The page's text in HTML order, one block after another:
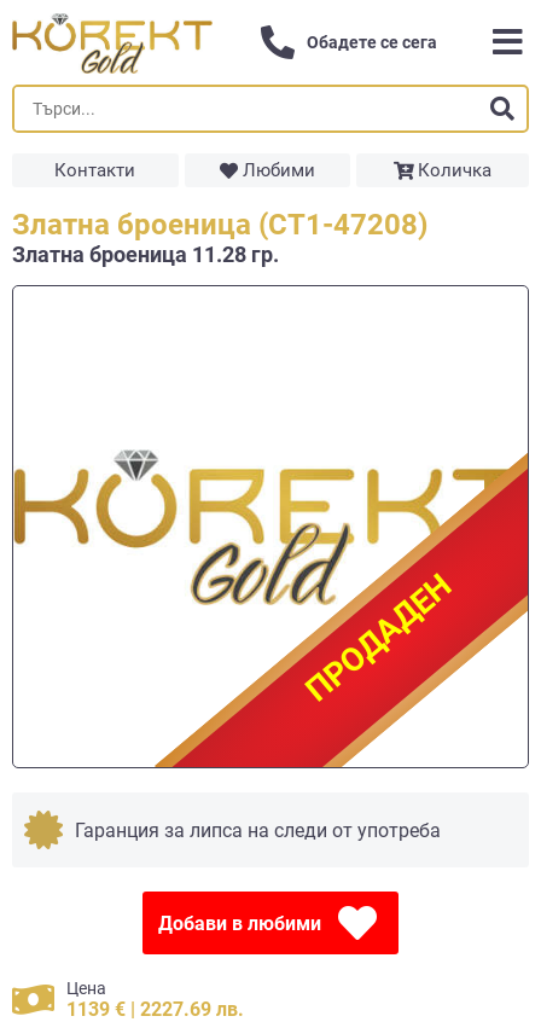
Обадете се сега
Контакти Любими Количка
Златна броеница (СТ1-47208)
Златна броеница 11.28 гр.
ПРОДАДЕН
ПРОДАДЕН
Гаранция за липса на следи от употреба
Добави в любими
Цена
1139 € | 2227.69 лв.